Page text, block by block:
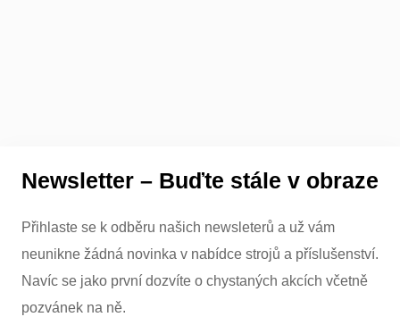
Newsletter – Buďte stále v obraze
Přihlaste se k odběru našich newsleterů a už vám
neunikne žádná novinka v nabídce strojů a příslušenství.
Navíc se jako první dozvíte o chystaných akcích včetně
pozvánek na ně.